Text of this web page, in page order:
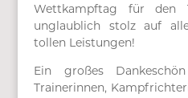
Wettkampftag für den
unglaublich stolz auf
tollen Leistungen!
Ein großes
Trainerinnen,